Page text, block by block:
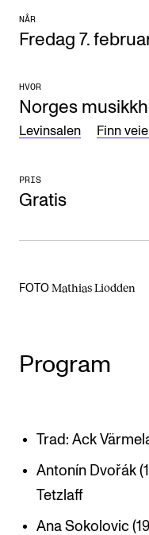
Nettverk
IN.TUNE
AKTUELT
Arrangementer og
Ledige stillinger
INFO
For ansatte og
NÅR
Fredag 7.
HVOR
Norges
Levinsalen Finn
PRIS
Gratis
FOTO Mathias Liodden
Program
Trad: Ack
Antonín Dvořák
Tetzlaff
Ana Sokolovic